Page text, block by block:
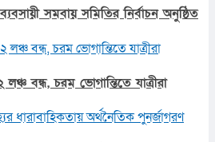
সমবায় সমিতির নির্বাচন অনুষ্ঠিত
বন্ধ, চরম ভোগান্তিতে যাত্রীরা